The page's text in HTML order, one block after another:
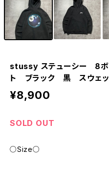
stussy ステューシー 8
ト ブラック 黒 スウェ
¥8,900
SOLD OUT
○Size○